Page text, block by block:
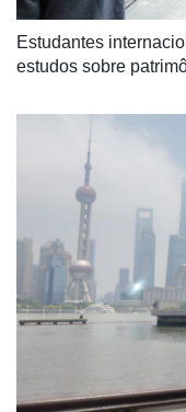
Estudantes
estudos sobre